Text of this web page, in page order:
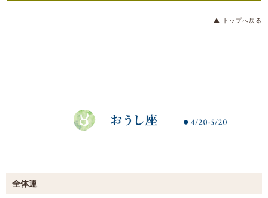
▲ トップへ戻る
全体運